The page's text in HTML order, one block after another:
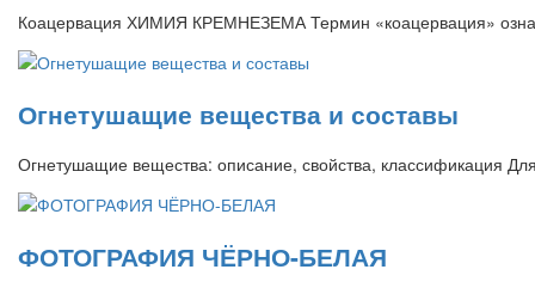
Коацервация ХИМИЯ КРЕМНЕЗЕМА Термин «коацервация»
Огнетушащие вещества и составы
Огнетушащие вещества: описание, свойства, классификация
ФОТОГРАФИЯ ЧЁРНО-БЕЛАЯ